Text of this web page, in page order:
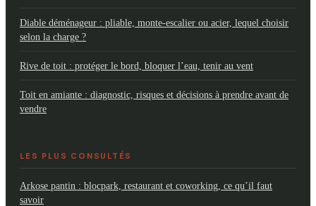
Diable déménageur : pliable, monte-escalier ou acier, lequel choisir
selon la charge ?
Rive de toit : protéger le bord, bloquer l’eau, tenir au vent
Toit en amiante : diagnostic, risques et décisions à prendre avant de
vendre
LES PLUS CONSULTÉS
Arkose pantin : blocpark, restaurant et coworking, ce qu’il faut
savoir